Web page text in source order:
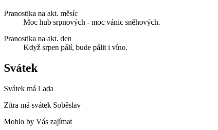
Pranostika na akt. měsíc
Moc hub srpnových - moc vánic sněhových.
Pranostika na akt. den
Když srpen pálí, bude pálit i víno.
Svátek
Svátek má Lada
Zítra má svátek Soběslav
Mohlo by Vás zajímat